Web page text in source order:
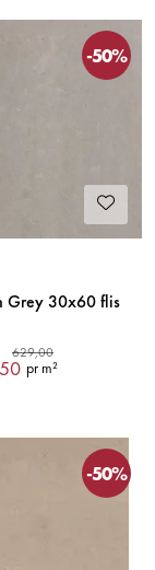
-50%
Grey 30x60 flis
629,00
pr m²
-50%